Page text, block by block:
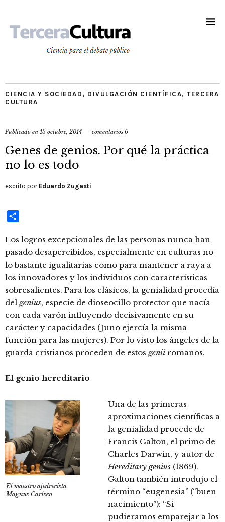
CIENCIA Y SOCIEDAD , DIVULGACIÓN CIENTÍFICA, TERCERA
CULTURA
Publicado en 15 octubre, 2014 comentarios 6
Genes de genios. Por qué la práctica
no lo es todo
escrito por Eduardo Zugasti
Los logros excepcionales de las personas nunca han
pasado desapercibidos, especialmente en culturas no
lo bastante igualitarias como para mantener a raya a
los innovadores y los individuos con características
sobresalientes. Para los clásicos, la genialidad procedía
del genius, especie de dioseocillo protector que nacía
con cada varón influyendo decisivamente en su
carácter y capacidades (Juno ejercía la misma
función para las mujeres). Por lo visto los ángeles de la
guarda cristianos proceden de estos genii romanos.
El genio hereditario
El maestro ajedrecista
Magnus Carlsen
Una de las primeras
aproximaciones científicas a
la genialidad procede de
Francis Galton, el primo de
Charles Darwin, y autor de
Hereditary genius (1869).
Galton también introdujo el
término “eugenesia” (“buen
nacimiento”): “Si
pudieramos emparejar a los